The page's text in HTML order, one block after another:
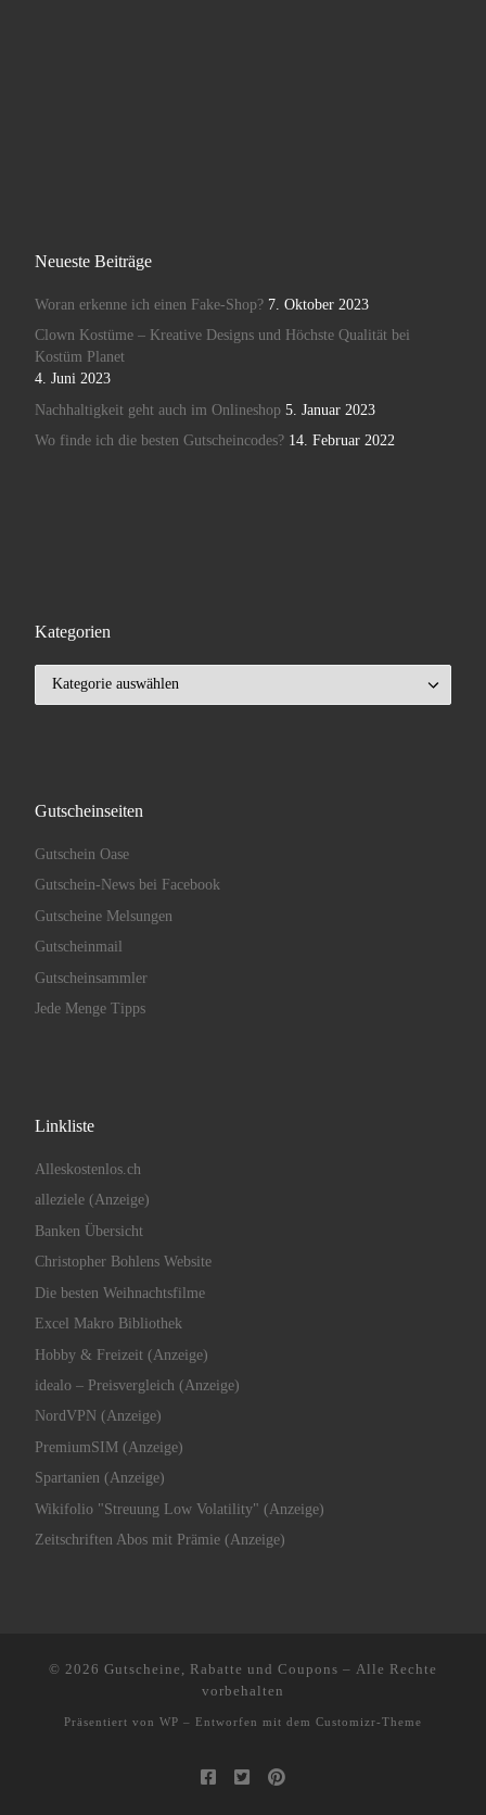
Neueste Beiträge
Woran erkenne ich einen Fake-Shop? 7. Oktober 2023
Clown Kostüme – Kreative Designs und Höchste Qualität bei
Kostüm Planet
4. Juni 2023
Nachhaltigkeit geht auch im Onlineshop 5. Januar 2023
Wo finde ich die besten Gutscheincodes? 14. Februar 2022
Kategorien
Gutscheinseiten
Gutschein Oase
Gutschein-News bei Facebook
Gutscheine Melsungen
Gutscheinmail
Gutscheinsammler
Jede Menge Tipps
Linkliste
Alleskostenlos.ch
alleziele (Anzeige)
Banken Übersicht
Christopher Bohlens Website
Die besten Weihnachtsfilme
Excel Makro Bibliothek
Hobby & Freizeit (Anzeige)
idealo – Preisvergleich (Anzeige)
NordVPN (Anzeige)
PremiumSIM (Anzeige)
Spartanien (Anzeige)
Wikifolio "Streuung Low Volatility" (Anzeige)
Zeitschriften Abos mit Prämie (Anzeige)
© 2026 Gutscheine, Rabatte und Coupons – Alle Rechte
vorbehalten
Präsentiert von WP – Entworfen mit dem Customizr-Theme